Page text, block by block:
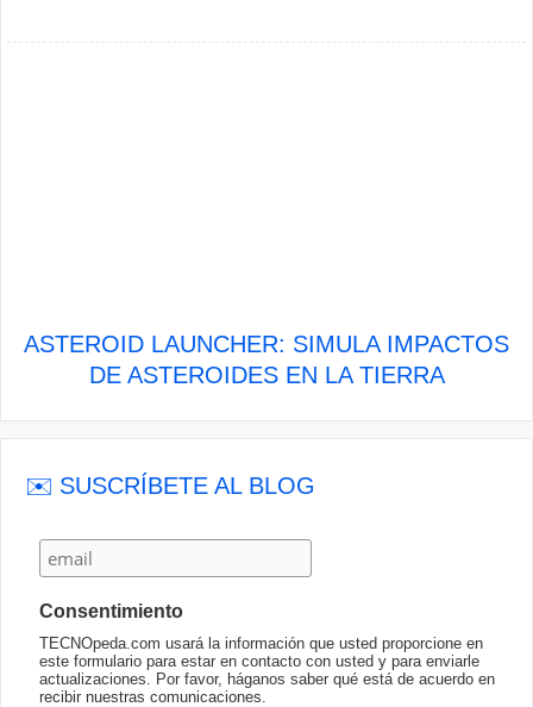
ASTEROID LAUNCHER: SIMULA IMPACTOS
DE ASTEROIDES EN LA TIERRA
✉️ SUSCRÍBETE AL BLOG
Consentimiento
TECNOpeda.com usará la información que usted proporcione en
este formulario para estar en contacto con usted y para enviarle
actualizaciones. Por favor, háganos saber qué está de acuerdo en
recibir nuestras comunicaciones.